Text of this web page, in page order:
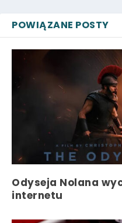
POWIĄZANE POSTY
Odyseja Nolana
internetu